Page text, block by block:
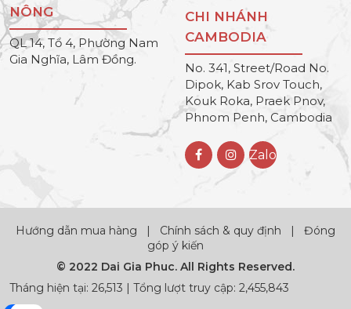
NÔNG
QL 14, Tổ 4, Phường Nam
Gia Nghĩa, Lâm Đồng.
CHI NHÁNH
CAMBODIA
No. 341, Street/Road No.
Dipok, Kab Srov Touch,
Kouk Roka, Praek Pnov,
Phnom Penh, Cambodia
Zalo
Hướng dẫn mua hàng | Chính sách & quy định | Đóng
góp ý kiến
© 2022 Dai Gia Phuc. All Rights Reserved.
Tháng hiện tại: 26,513 | Tổng lượt truy cập: 2,455,843